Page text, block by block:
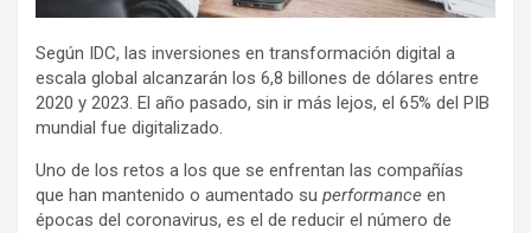
Según IDC, las inversiones en transformación digital a
escala global alcanzarán los 6,8 billones de dólares entre
2020 y 2023. El año pasado, sin ir más lejos, el 65% del PIB
mundial fue digitalizado.
Uno de los retos a los que se enfrentan las compañías
que han mantenido o aumentado su performance en
épocas del coronavirus, es el de reducir el número de